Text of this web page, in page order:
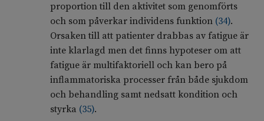
proportion till den aktivitet som genomförts
och som påverkar individens funktion (34).
Orsaken till att patienter drabbas av fatigue är
inte klarlagd men det finns hypoteser om att
fatigue är multifaktoriell och kan bero på
inflammatoriska processer från både sjukdom
och behandling samt nedsatt kondition och
styrka (35).